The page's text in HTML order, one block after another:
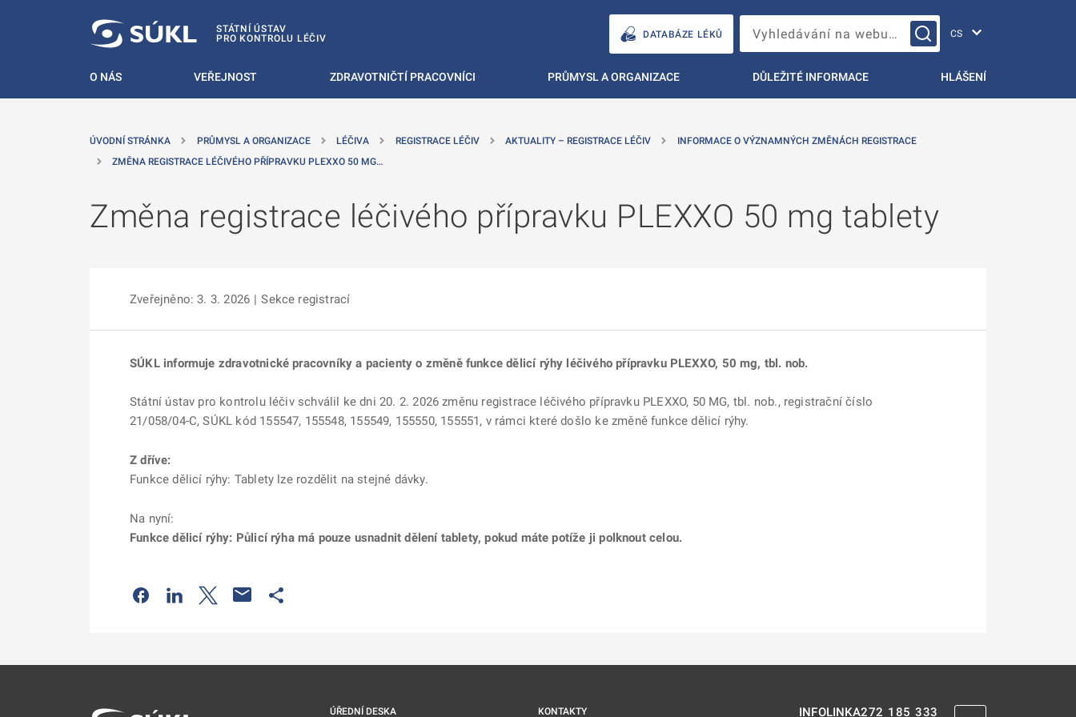
STÁTNÍ ÚSTAV
PRO KONTROLU LÉČIV
DATABÁZE LÉKŮ Vyhledávání na webu…
O NÁS VEŘEJNOST ZDRAVOTNIČTÍ PRACOVNÍCI PRŮMYSL A ORGANIZACE DŮLEŽITÉ INFORMACE HLÁŠENÍ
ÚVODNÍ STRÁNKA PRŮMYSL A ORGANIZACE LÉČIVA REGISTRACE LÉČIV AKTUALITY – REGISTRACE LÉČIV
INFORMACE O VÝZNAMNÝCH ZMĚNÁCH REGISTRACE
ZMĚNA REGISTRACE LÉČIVÉHO PŘÍPRAVKU PLEXXO 50 MG…
Změna registrace léčivého přípravku PLEXXO 50 mg tablety
Zveřejněno: 3. 3. 2026 | Sekce registrací
SÚKL informuje zdravotnické pracovníky a pacienty o změně funkce dělicí rýhy léčivého přípravku PLEXXO, 50 mg, tbl. nob.
Státní ústav pro kontrolu léčiv schválil ke dni 20. 2. 2026 změnu registrace léčivého přípravku PLEXXO, 50 MG, tbl. nob., registrační číslo
21/058/04-C, SÚKL kód 155547, 155548, 155549, 155550, 155551, v rámci které došlo ke změně funkce dělicí rýhy.
Z dříve:
Funkce dělicí rýhy: Tablety lze rozdělit na stejné dávky.
Na nyní:
Funkce dělicí rýhy: Půlicí rýha má pouze usnadnit dělení tablety, pokud máte potíže ji polknout celou.
Odkaz se otevře na nové kartě
Odkaz se otevře na nové kartě
Odkaz se otevře na nové kartě
ÚŘEDNÍ DESKA KONTAKTY INFOLINKA272 185 333